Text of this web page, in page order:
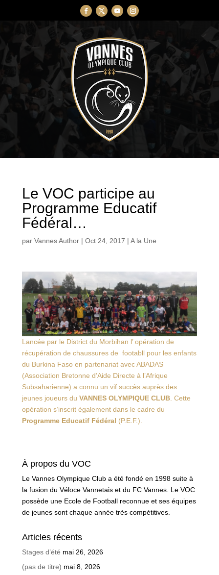
Le VOC participe au
Programme Educatif
Fédéral…
par Vannes Author| Oct 24, 2017 | A la Une
Lancée par le District du Morbihan l’ opération de
récupération de chaussures de footabll pour les enfants
du Burkina Faso en partenariat avec ABADAS
(Association Bretonne d’Aide Directe à l’Afrique
Subsaharienne) a connu un vif succès auprès des
jeunes joueurs du VANNES OLYMPIQUE CLUB. Cette
opération s’inscrit également dans le cadre du
Programme Educatif Fédéral (P.E.F.).
À propos du VOC
Le Vannes Olympique Club a été fondé en 1998 suite à
la fusion du Véloce Vannetais et du FC Vannes. Le VOC
possède une Ecole de Football reconnue et ses équipes
de jeunes sont chaque année très compétitives.
Articles récents
Stages d’été mai 26, 2026
(pas de titre) mai 8, 2026